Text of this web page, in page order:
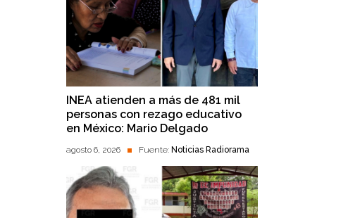
INEA atienden a más de 481 mil
personas con rezago educativo
en México: Mario Delgado
agosto 6, 2026 Fuente: Noticias Radiorama